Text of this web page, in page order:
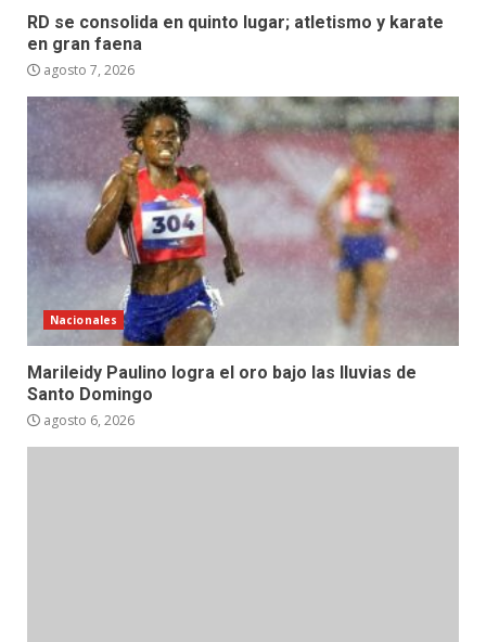
RD se consolida en quinto lugar; atletismo y karate
en gran faena
agosto 7, 2026
Nacionales
Marileidy Paulino logra el oro bajo las lluvias de
Santo Domingo
agosto 6, 2026